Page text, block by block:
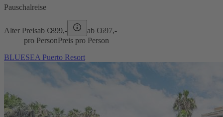
Pauschalreise
Alter Preisab €899,- ab €697,-
pro PersonPreis pro Person
BLUESEA Puerto Resort